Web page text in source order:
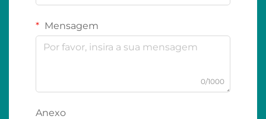
Mensagem
0/1000
Anexo